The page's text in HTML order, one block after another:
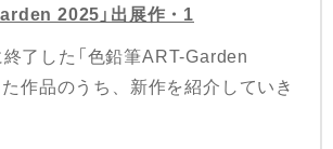
2025」出展作・1
了した「色鉛筆ART-Garden
作品のうち、新作を紹介していき